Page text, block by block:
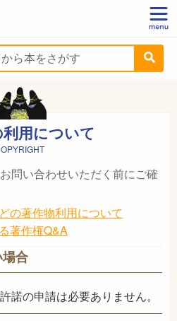
用について
問い合わせいただく前にご確
の著作物利用について
著作権Q&A
合
諾の申請は必要ありません。